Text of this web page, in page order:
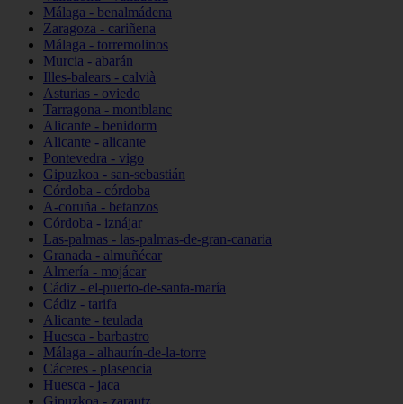
Málaga - benalmádena
Zaragoza - cariñena
Málaga - torremolinos
Murcia - abarán
Illes-balears - calvià
Asturias - oviedo
Tarragona - montblanc
Alicante - benidorm
Alicante - alicante
Pontevedra - vigo
Gipuzkoa - san-sebastián
Córdoba - córdoba
A-coruña - betanzos
Córdoba - iznájar
Las-palmas - las-palmas-de-gran-canaria
Granada - almuñécar
Almería - mojácar
Cádiz - el-puerto-de-santa-maría
Cádiz - tarifa
Alicante - teulada
Huesca - barbastro
Málaga - alhaurín-de-la-torre
Cáceres - plasencia
Huesca - jaca
Gipuzkoa - zarautz